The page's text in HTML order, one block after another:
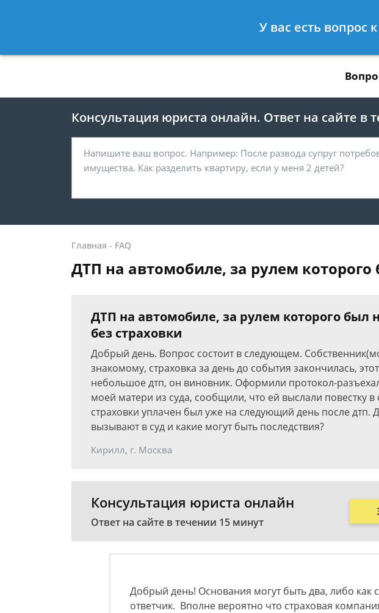
8 812 467-39-37
Консультация юриста онлайн. Ответ на сайте в
Главная - FAQ
ДТП на автомобиле, за рулем которого
ДТП на автомобиле, за рулем которого был
без страховки
Добрый день. Вопрос состоит в следующем.
знакомому, страховка за день до события закончилась,
небольшое дтп, он виновник. Оформили протокол-
моей матери из суда, сообщили, что ей выслали повестку в
страховки уплачен был уже на следующий день после дтп.
вызывают в суд и какие могут быть последствия?
Кирилл, г. Москва
Консультация юриста онлайн
Ответ на сайте в течении 15 минут
Добрый день! Основания могут быть два, либо как
ответчик. Вполне вероятно что страховая
У вас есть вопрос